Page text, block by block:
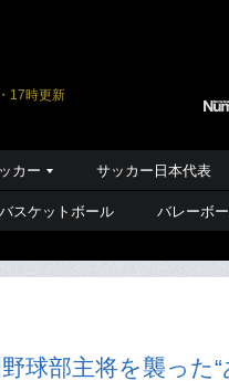
17時更新
カー サッカー日本代表
バスケットボール バレーボ
球部主将を襲った